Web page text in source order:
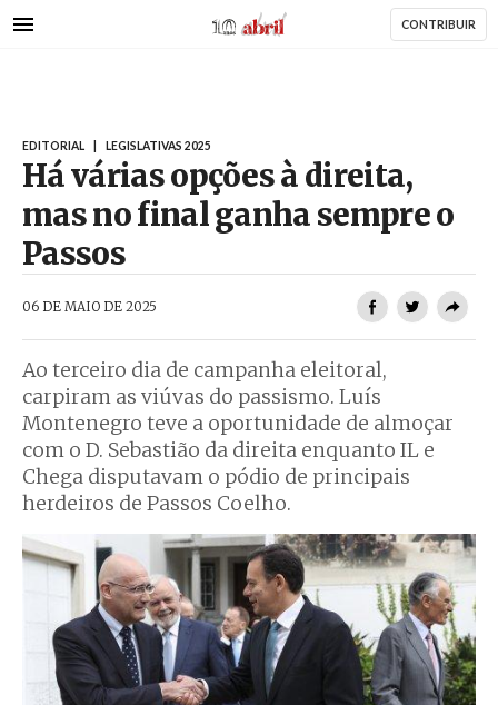
para
AbrilAbril CONTRIBUIR
EDITORIAL LEGISLATIVAS 2025
Há várias opções à direita,
mas no final ganha sempre o
Passos
06 DE MAIO DE 2025
Ao terceiro dia de campanha eleitoral,
carpiram as viúvas do passismo. Luís
Montenegro teve a oportunidade de almoçar
com o D. Sebastião da direita enquanto IL e
Chega disputavam o pódio de principais
herdeiros de Passos Coelho.